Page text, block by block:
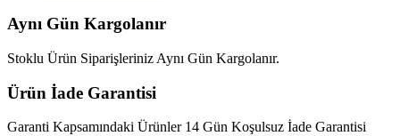
Aynı Gün Kargolanır
Stoklu Ürün Siparişleriniz Aynı Gün Kargolanır.
Ürün İade Garantisi
Garanti Kapsamındaki Ürünler 14 Gün Koşulsuz İade Garantisi